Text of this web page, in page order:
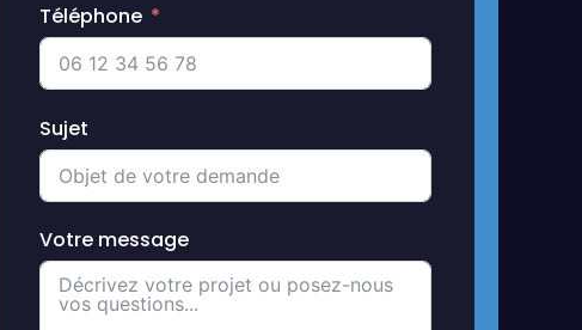
Téléphone
Sujet
Votre message